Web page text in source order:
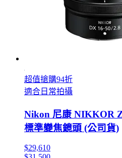
超值搶購94折
適合日常拍攝
Nikon 尼康 NIKKOR
標準變焦鏡頭 (公司貨)
$29,610